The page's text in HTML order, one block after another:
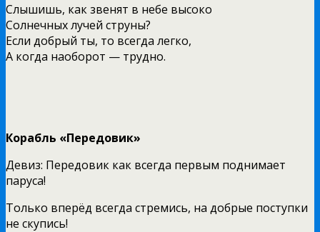
Слышишь, как звенят в небе высоко
Солнечных лучей струны?
Если добрый ты, то всегда легко,
А когда наоборот — трудно.
Корабль «Передовик»
Девиз: Передовик как всегда первым поднимает
паруса!
Только вперёд всегда стремись, на добрые поступки
не скупись!